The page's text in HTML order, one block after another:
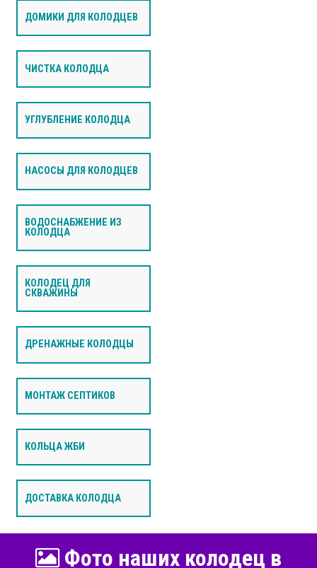
ДОМИКИ ДЛЯ КОЛОДЦЕВ
ЧИСТКА КОЛОДЦА
УГЛУБЛЕНИЕ КОЛОДЦА
НАСОСЫ ДЛЯ КОЛОДЦЕВ
ВОДОСНАБЖЕНИЕ ИЗ
КОЛОДЦА
КОЛОДЕЦ ДЛЯ
СКВАЖИНЫ
ДРЕНАЖНЫЕ КОЛОДЦЫ
МОНТАЖ СЕПТИКОВ
КОЛЬЦА ЖБИ
ДОСТАВКА КОЛОДЦА
Фото наших колодец в